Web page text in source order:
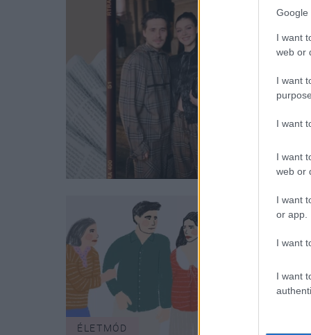
Google
I want
web or
I want
I want
I want
web or
I want
or app.
I want
I want
ÉLETMÓD